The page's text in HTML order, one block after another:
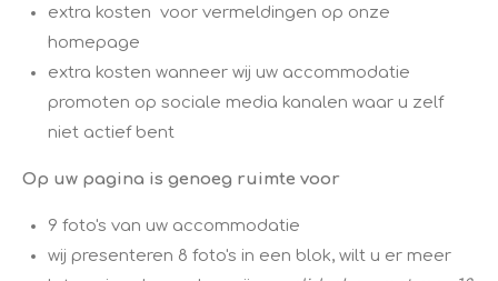
extra kosten voor vermeldingen op onze
homepage
extra kosten wanneer wij uw accommodatie
promoten op sociale media kanalen waar u zelf
niet actief bent
Op uw pagina is genoeg ruimte voor
​9 foto's van uw accommodatie ​
wij presenteren 8 foto's in een blok, wilt u er meer